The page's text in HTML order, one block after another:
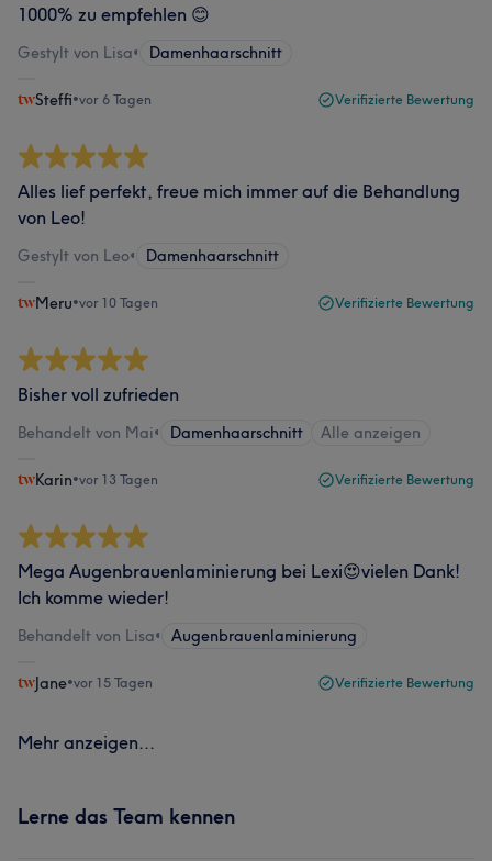
1000% zu empfehlen 😊
Gestylt von Lisa• Damenhaarschnitt
Steffi•vor 6 Tagen Verifizierte Bewertung
Alles lief perfekt, freue mich immer auf die Behandlung
von Leo!
Gestylt von Leo• Damenhaarschnitt
Meru•vor 10 Tagen Verifizierte Bewertung
Bisher voll zufrieden
Behandelt von Mai• Damenhaarschnitt Alle anzeigen
Karin•vor 13 Tagen Verifizierte Bewertung
Mega Augenbrauenlaminierung bei Lexi😍vielen Dank!
Ich komme wieder!
Behandelt von Lisa• Augenbrauenlaminierung
Jane•vor 15 Tagen Verifizierte Bewertung
Mehr anzeigen...
Lerne das Team kennen